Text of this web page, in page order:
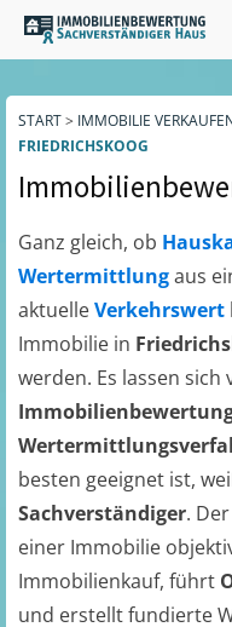
START> IMMOBILIE
FRIEDRICHSKOOG
Ganz gleich, ob
Wertermittlungaus
aktuelleVerkehrswert
Immobilie in
werden. Es lassen sich
besten geeignet ist,
Sachverständiger.
einer Immobilie
Immobilienkauf, führt
und erstellt fundierte